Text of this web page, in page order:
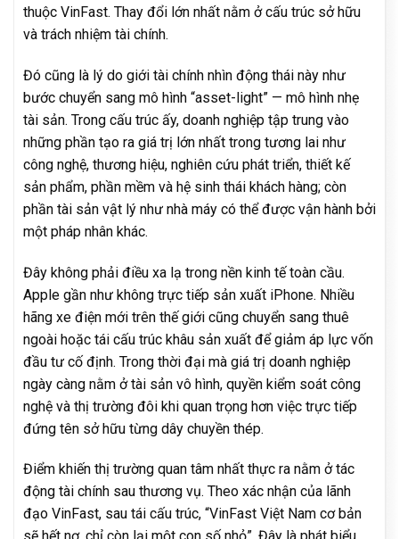
thuộc VinFast. Thay đổi lớn nhất nằm ở cấu trúc sở hữu
và trách nhiệm tài chính.
Đó cũng là lý do giới tài chính nhìn động thái này như
bước chuyển sang mô hình “asset-light” — mô hình nhẹ
tài sản. Trong cấu trúc ấy, doanh nghiệp tập trung vào
những phần tạo ra giá trị lớn nhất trong tương lai như
công nghệ, thương hiệu, nghiên cứu phát triển, thiết kế
sản phẩm, phần mềm và hệ sinh thái khách hàng; còn
phần tài sản vật lý như nhà máy có thể được vận hành bởi
một pháp nhân khác.
Đây không phải điều xa lạ trong nền kinh tế toàn cầu.
Apple gần như không trực tiếp sản xuất iPhone. Nhiều
hãng xe điện mới trên thế giới cũng chuyển sang thuê
ngoài hoặc tái cấu trúc khâu sản xuất để giảm áp lực vốn
đầu tư cố định. Trong thời đại mà giá trị doanh nghiệp
ngày càng nằm ở tài sản vô hình, quyền kiểm soát công
nghệ và thị trường đôi khi quan trọng hơn việc trực tiếp
đứng tên sở hữu từng dây chuyền thép.
Điểm khiến thị trường quan tâm nhất thực ra nằm ở tác
động tài chính sau thương vụ. Theo xác nhận của lãnh
đạo VinFast, sau tái cấu trúc, “VinFast Việt Nam cơ bản